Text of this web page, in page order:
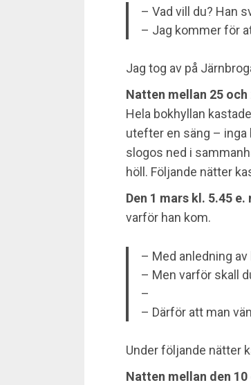
– Vad vill du? Han
– Jag kommer för
Jag tog av på
Natten mellan 25 och
Hela bokhyllan
utefter en säng –
slogos ned i
höll. Följande nätter
Den 1 mars kl. 5.45 e.
varför han kom.
– Med anledning
– Men varför skall
–
– Därför att man
Under följande nätter
Natten mellan den 10